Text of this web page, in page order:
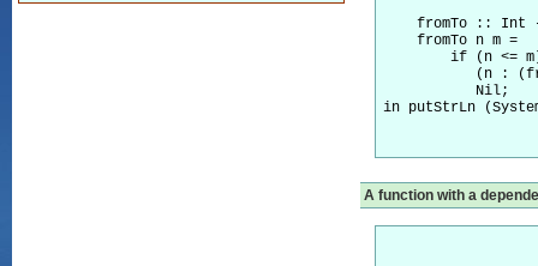
fromTo :: Int
    fromTo n m =
if (n <=
(n :
           Nil;
in putStrLn
A function with a